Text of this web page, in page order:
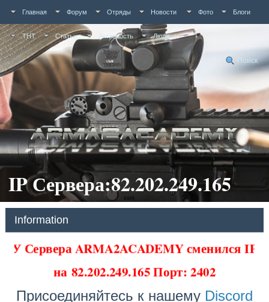
Главная Форум Отряды Новости Фото Блоги
ТНТ Статьи Активность Люди
Поиск
IP Сервера:82.202.249.165
Information
У Сервера ARMA2ACADEMY сменился IP
на82.202.249.165 Порт: 2402
Присоединяйтесь к нашему Discord